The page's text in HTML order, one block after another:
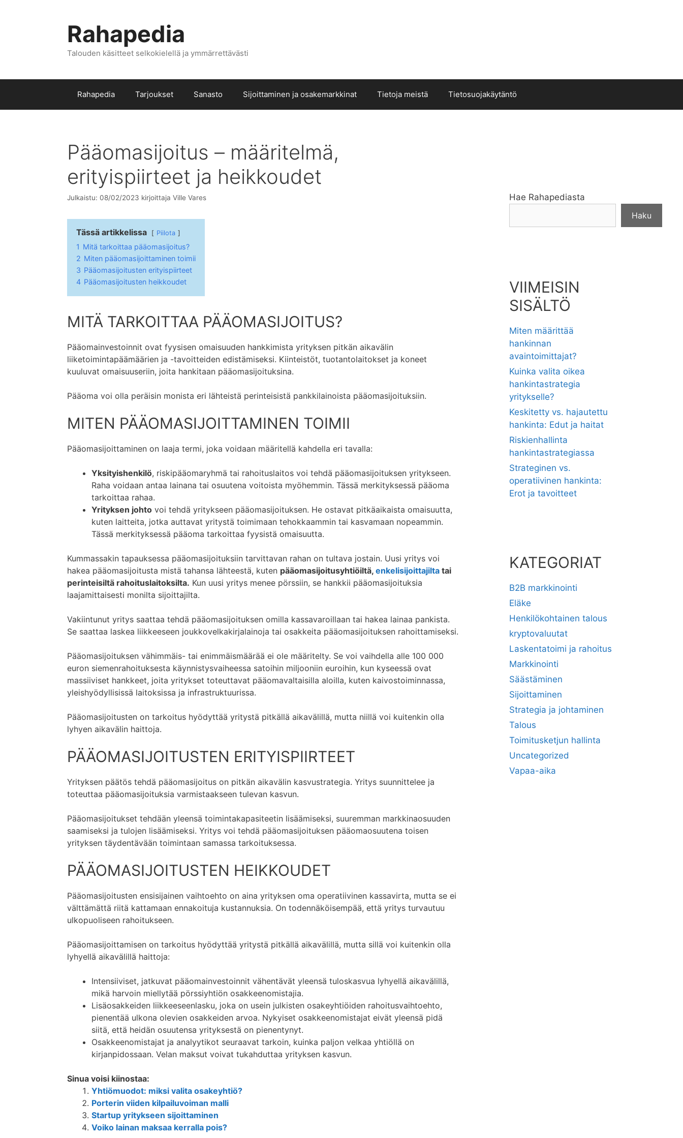
Rahapedia
Talouden käsitteet selkokielellä ja ymmärrettävästi
Rahapedia Tarjoukset Sanasto Sijoittaminen ja osakemarkkinat Tietoja meistä Tietosuojakäytäntö
Pääomasijoitus – määritelmä,
erityispiirteet ja heikkoudet
Julkaistu: 08/02/2023 kirjoittaja Ville Vares
Tässä artikkelissa Piilota
1 Mitä tarkoittaa pääomasijoitus?
2 Miten pääomasijoittaminen toimii
3 Pääomasijoitusten erityispiirteet
4 Pääomasijoitusten heikkoudet
MITÄ TARKOITTAA PÄÄOMASIJOITUS?
Pääomainvestoinnit ovat fyysisen omaisuuden hankkimista yrityksen pitkän aikavälin
liiketoimintapäämäärien ja -tavoitteiden edistämiseksi. Kiinteistöt, tuotantolaitokset ja koneet
kuuluvat omaisuuseriin, joita hankitaan pääomasijoituksina.
Pääoma voi olla peräisin monista eri lähteistä perinteisistä pankkilainoista pääomasijoituksiin.
MITEN PÄÄOMASIJOITTAMINEN TOIMII
Pääomasijoittaminen on laaja termi, joka voidaan määritellä kahdella eri tavalla:
Yksityishenkilö, riskipääomaryhmä tai rahoituslaitos voi tehdä pääomasijoituksen yritykseen.
Raha voidaan antaa lainana tai osuutena voitoista myöhemmin. Tässä merkityksessä pääoma
tarkoittaa rahaa.
Yrityksen johto voi tehdä yritykseen pääomasijoituksen. He ostavat pitkäaikaista omaisuutta,
kuten laitteita, jotka auttavat yritystä toimimaan tehokkaammin tai kasvamaan nopeammin.
Tässä merkityksessä pääoma tarkoittaa fyysistä omaisuutta.
Kummassakin tapauksessa pääomasijoituksiin tarvittavan rahan on tultava jostain. Uusi yritys voi
hakea pääomasijoitusta mistä tahansa lähteestä, kuten pääomasijoitusyhtiöiltä, enkelisijoittajilta tai
perinteisiltä rahoituslaitoksilta. Kun uusi yritys menee pörssiin, se hankkii pääomasijoituksia
laajamittaisesti monilta sijoittajilta.
Vakiintunut yritys saattaa tehdä pääomasijoituksen omilla kassavaroillaan tai hakea lainaa pankista.
Se saattaa laskea liikkeeseen joukkovelkakirjalainoja tai osakkeita pääomasijoituksen rahoittamiseksi.
Pääomasijoituksen vähimmäis- tai enimmäismäärää ei ole määritelty. Se voi vaihdella alle 100 000
euron siemenrahoituksesta käynnistysvaiheessa satoihin miljooniin euroihin, kun kyseessä ovat
massiiviset hankkeet, joita yritykset toteuttavat pääomavaltaisilla aloilla, kuten kaivostoiminnassa,
yleishyödyllisissä laitoksissa ja infrastruktuurissa.
Pääomasijoitusten on tarkoitus hyödyttää yritystä pitkällä aikavälillä, mutta niillä voi kuitenkin olla
lyhyen aikavälin haittoja.
PÄÄOMASIJOITUSTEN ERITYISPIIRTEET
Yrityksen päätös tehdä pääomasijoitus on pitkän aikavälin kasvustrategia. Yritys suunnittelee ja
toteuttaa pääomasijoituksia varmistaakseen tulevan kasvun.
Pääomasijoitukset tehdään yleensä toimintakapasiteetin lisäämiseksi, suuremman markkinaosuuden
saamiseksi ja tulojen lisäämiseksi. Yritys voi tehdä pääomasijoituksen pääomaosuutena toisen
yrityksen täydentävään toimintaan samassa tarkoituksessa.
PÄÄOMASIJOITUSTEN HEIKKOUDET
Pääomasijoitusten ensisijainen vaihtoehto on aina yrityksen oma operatiivinen kassavirta, mutta se ei
välttämättä riitä kattamaan ennakoituja kustannuksia. On todennäköisempää, että yritys turvautuu
ulkopuoliseen rahoitukseen.
Pääomasijoittamisen on tarkoitus hyödyttää yritystä pitkällä aikavälillä, mutta sillä voi kuitenkin olla
lyhyellä aikavälillä haittoja:
Intensiiviset, jatkuvat pääomainvestoinnit vähentävät yleensä tuloskasvua lyhyellä aikavälillä,
mikä harvoin miellytää pörssiyhtiön osakkeenomistajia.
Lisäosakkeiden liikkeeseenlasku, joka on usein julkisten osakeyhtiöiden rahoitusvaihtoehto,
pienentää ulkona olevien osakkeiden arvoa. Nykyiset osakkeenomistajat eivät yleensä pidä
siitä, että heidän osuutensa yrityksestä on pienentynyt.
Osakkeenomistajat ja analyytikot seuraavat tarkoin, kuinka paljon velkaa yhtiöllä on
kirjanpidossaan. Velan maksut voivat tukahduttaa yrityksen kasvun.
Sinua voisi kiinostaa:
Yhtiömuodot: miksi valita osakeyhtiö?
Porterin viiden kilpailuvoiman malli
Startup yritykseen sijoittaminen
Voiko lainan maksaa kerralla pois?
Hae Rahapediasta
Haku
VIIMEISIN
SISÄLTÖ
Miten määrittää
hankinnan
avaintoimittajat?
Kuinka valita oikea
hankintastrategia
yritykselle?
Keskitetty vs. hajautettu
hankinta: Edut ja haitat
Riskienhallinta
hankintastrategiassa
Strateginen vs.
operatiivinen hankinta:
Erot ja tavoitteet
KATEGORIAT
B2B markkinointi
Eläke
Henkilökohtainen talous
kryptovaluutat
Laskentatoimi ja rahoitus
Markkinointi
Säästäminen
Sijoittaminen
Strategia ja johtaminen
Talous
Toimitusketjun hallinta
Uncategorized
Vapaa-aika